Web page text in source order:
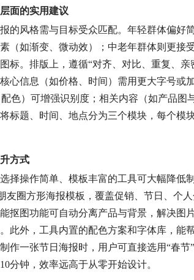
面的实用建议
的风格需与目标受众匹配。年轻群体偏好
（如渐变、微动效）；中老年群体则更接
标。排版上，遵循“对齐、对比、重复、
心信息（如价格、时间）需用更大字号或
色）可增强识别度；相关内容（如产品图
标题、时间、地点分为三个模块，每个模
方式
择操作简单、模板丰富的工具可大幅降低
友圈方形海报模板，覆盖促销、节日、个
抠图功能可自动分离产品与背景，解决图
此外，工具内置的配色方案和字体库，能
作一张节日海报时，用户可直接选用“春
分钟，效率远高于从零开始设计。